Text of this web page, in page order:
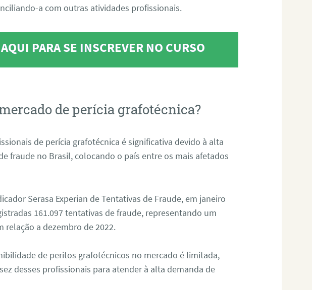
a com outras atividades profissionais.
PARA SE INSCREVER NO CURSO
de perícia grafotécnica?
de perícia grafotécnica é significativa devido à alta
fraude no Brasil, colocando o país entre os mais afetados
Serasa Experian de Tentativas de Fraude, em janeiro
161.097 tentativas de fraude, representando um
relação a dezembro de 2022.
de peritos grafotécnicos no mercado é limitada,
desses profissionais para atender à alta demanda de